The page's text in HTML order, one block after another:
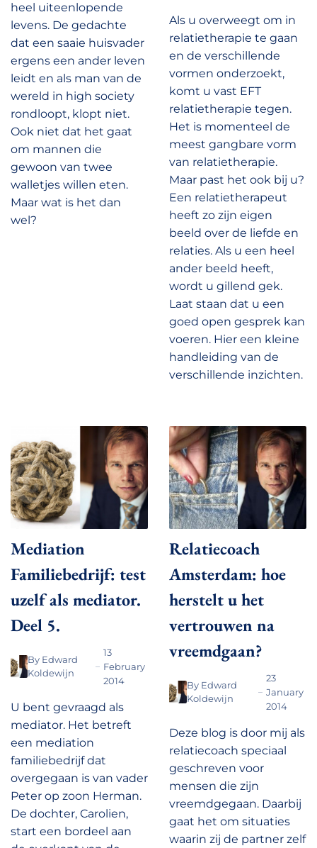
heel uiteenlopende
levens. De gedachte
dat een saaie huisvader
ergens een ander leven
leidt en als man van de
wereld in high society
rondloopt, klopt niet.
Ook niet dat het gaat
om mannen die
gewoon van twee
walletjes willen eten.
Maar wat is het dan
wel?
Als u overweegt om in
relatietherapie te gaan
en de verschillende
vormen onderzoekt,
komt u vast EFT
relatietherapie tegen.
Het is momenteel de
meest gangbare vorm
van relatietherapie.
Maar past het ook bij u?
Een relatietherapeut
heeft zo zijn eigen
beeld over de liefde en
relaties. Als u een heel
ander beeld heeft,
wordt u gillend gek.
Laat staan dat u een
goed open gesprek kan
voeren. Hier een kleine
handleiding van de
verschillende inzichten.
Mediation
Familiebedrijf: test
uzelf als mediator.
Deel 5.
By Edward
Koldewijn
13
February
2014
U bent gevraagd als
mediator. Het betreft
een mediation
familiebedrijf dat
overgegaan is van vader
Peter op zoon Herman.
De dochter, Carolien,
start een bordeel aan
Relatiecoach
Amsterdam: hoe
herstelt u het
vertrouwen na
vreemdgaan?
By Edward
Koldewijn
23
January
2014
Deze blog is door mij als
relatiecoach speciaal
geschreven voor
mensen die zijn
vreemdgegaan. Daarbij
gaat het om situaties
waarin zij de partner zelf